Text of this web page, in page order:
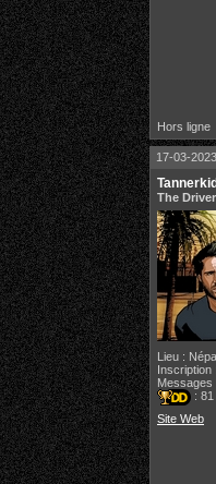
Hors ligne
17-03-
The Driver
Lieu :
Inscription
Messages
: 81
Site Web